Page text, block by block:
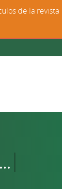
de la revista